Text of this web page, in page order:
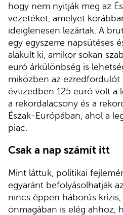
hogy nem nyitják meg az
vezetéket, amelyet
ideiglenesen lezártak. A
egy egyszerre napsütéses
alakult ki, amikor sokan
euró árkülönbség is
miközben az ezredfordulót
évtizedben 125 euró volt a
a rekordalacsony és a
Észak-Európában, ahol a
piac.
Csak a nap számít itt
Mint láttuk, politikai
egyaránt befolyásolhatják
nincs éppen háborús krízis,
önmagában is elég ahhoz,